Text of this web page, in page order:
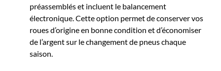
préassemblés et incluent le balancement
électronique. Cette option permet de conserver vos
roues d’origine en bonne condition et d’économiser
de l’argent sur le changement de pneus chaque
saison.